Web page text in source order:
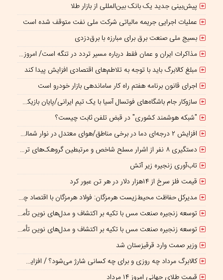
پیش‌بینی جدید یک بانک بین‌المللی از بازار طلا
عملیات اجرایی جریمه مالیاتی شرکت ملی نفت متوقف شده است
بسیج ملی صنعت برق برای مبارزه با برق‌دزدی
مذاکرات ایران و عمان فقط درباره مسیر تردد در تنگه است/ امروز جایگاه بازدارندگی تنگه هرمز از بمب اتم هم بالاتر است
مبلغ کالابرگ باید با توجه به تلاطم‌های اقتصادی افزایش پیدا کند
اجرای قانون برنامه هفتم راه کار ساماندهی بازار خودرو است
سازوکار جام باشگاه‌های فوتسال آسیا با یک تیم ایرانی/پایان بازیکن قرضی؟
"شبکه هوشمند کشوری" در قبض تلفن ثابت چیست؟
افزایش ۲ درجه‌ای دما در برخی مناطق/هوای معتدل در نوار شمالی ایران
دستگیری ۸ نفر از اشرار مسلح شاخص و مرتبطین گروهک‌های تروریستی
تاب‌آوری زنجیره زیر آتش
قیمت فلز سرخ از ۱۴هزار دلار در هر تن عبور کرد
مدیرکل حفاظت محیط‌زیست هرمزگان: فولاد هرمزگان با اقتصاد چرخشی، نگاه تازه‌ای به توسعه صنعت فولاد ارائه کرده است
توسعه زنجیره صنعت مس با تکیه بر اکتشاف و مدل‌های نوین تأمین مالی شتاب می‌گیرد
توسعه زنجیره صنعت مس با تکیه بر اکتشاف و مدل‌های نوین تأمین مالی شتاب می‌گیرد
وزیر صمت وارد قرقیزستان شد
کالابرگ مرداد چه روزی و برای چه کسانی شارژ می‌شود؟ / افزایش اعتبار یک میلیونی منتفی است؟
قیمت طلای جهانی امروز ۱۴ مرداد